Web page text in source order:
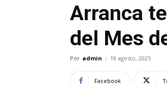
Arranca
del Mes
Por admin - 18 agosto, 2025
Facebook